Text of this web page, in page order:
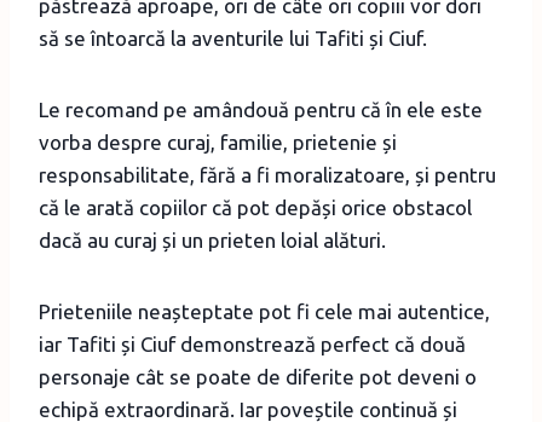
păstrează aproape, ori de câte ori copiii vor dori
să se întoarcă la aventurile lui Tafiti și Ciuf.
Le recomand pe amândouă pentru că în ele este
vorba despre curaj, familie, prietenie și
responsabilitate, fără a fi moralizatoare, și pentru
că le arată copiilor că pot depăși orice obstacol
dacă au curaj și un prieten loial alături.
Prieteniile neașteptate pot fi cele mai autentice,
iar Tafiti și Ciuf demonstrează perfect că două
personaje cât se poate de diferite pot deveni o
echipă extraordinară. Iar poveștile continuă și